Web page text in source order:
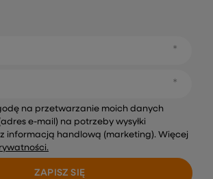
na przetwarzanie moich danych
e-mail) na potrzeby wysyłki
informacją handlową (marketing). Więcej
ZAPISZ SIĘ